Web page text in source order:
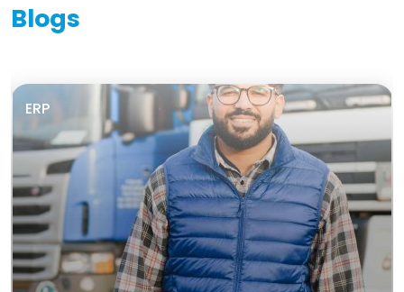
Blogs
ERP